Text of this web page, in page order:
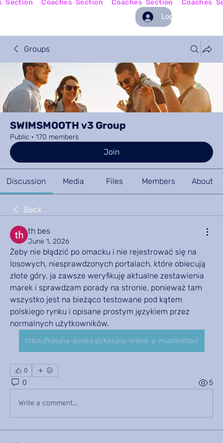
Log In
Groups
SWIMSMOOTH v3 Group
Public · 170 members
Join
Discussion Media Files Members About
Back
th bes
June 1, 2026
Żeby nie błądzić po omacku i nie rejestrować się na
losowych, niesprawdzonych portalach, które obiecują
złote góry, ja zawsze weryfikuję aktualne zestawienia
marek i sprawdzam porady na stronie, ponieważ tam
wszystko jest na bieżąco testowane pod kątem
polskiego rynku i opisane prostym językiem przez
normalnych użytkowników.
https://kasyna-polska.pl/kasyna-online-z-muchbetter/
0
0 5
Write a comment...